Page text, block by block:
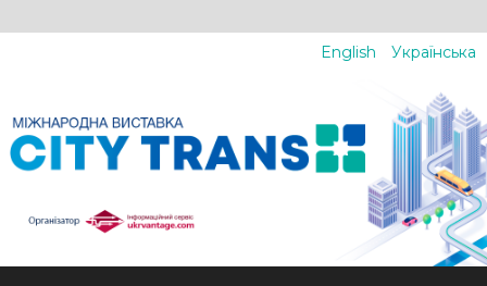
English Українська